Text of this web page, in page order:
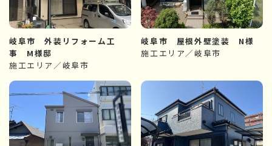
岐阜市 外装リフォーム工
事 M様邸
施工エリア／岐阜市
岐阜市 屋根外壁塗装 N様
施工エリア／岐阜市